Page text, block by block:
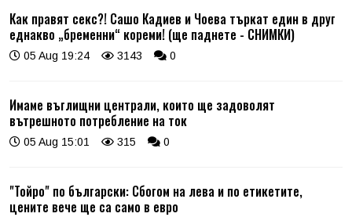
Как правят секс?! Сашо Кадиев и Чоева търкат един в друг
еднакво „бременни“ кореми! (ще паднете - СНИМКИ)
05 Aug 19:24 3143 0
Имаме въглищни централи, които ще задоволят
вътрешното потребление на ток
05 Aug 15:01 315 0
"Тойро" по български: Сбогом на лева и по етикетите,
цените вече ще са само в евро